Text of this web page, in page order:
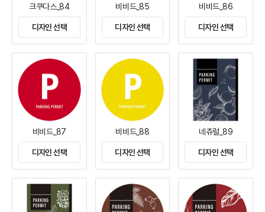
크쿠다스_84
디자인 선택
비비드_85
디자인 선택
비비드_86
디자인 선택
비비드_87
디자인 선택
비비드_88
디자인 선택
네츄럴_89
디자인 선택